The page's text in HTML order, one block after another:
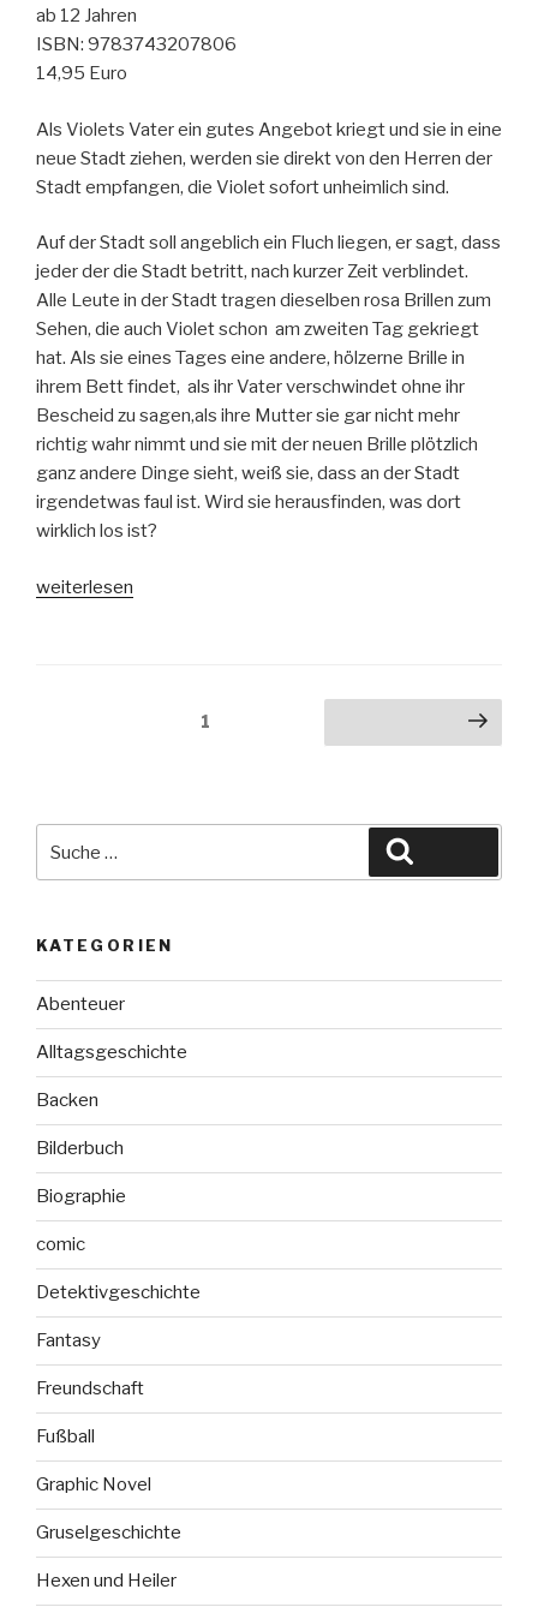
ab 12 Jahren
ISBN: 9783743207806
14,95 Euro
Als Violets Vater ein gutes Angebot kriegt und sie in eine
neue Stadt ziehen, werden sie direkt von den Herren der
Stadt empfangen, die Violet sofort unheimlich sind.
Auf der Stadt soll angeblich ein Fluch liegen, er sagt, dass
jeder der die Stadt betritt, nach kurzer Zeit verblindet.
Alle Leute in der Stadt tragen dieselben rosa Brillen zum
Sehen, die auch Violet schon am zweiten Tag gekriegt
hat. Als sie eines Tages eine andere, hölzerne Brille in
ihrem Bett findet, als ihr Vater verschwindet ohne ihr
Bescheid zu sagen,als ihre Mutter sie gar nicht mehr
richtig wahr nimmt und sie mit der neuen Brille plötzlich
ganz andere Dinge sieht, weiß sie, dass an der Stadt
irgendetwas faul ist. Wird sie herausfinden, was dort
wirklich los ist?
„Rätselhafte
weiterlesen
Seitennummerierung
1 Nächste Seite
nach:
KATEGORIEN
Abenteuer
Alltagsgeschichte
Backen
Bilderbuch
Biographie
comic
Detektivgeschichte
Fantasy
Freundschaft
Fußball
Graphic Novel
Gruselgeschichte
Hexen und Heiler